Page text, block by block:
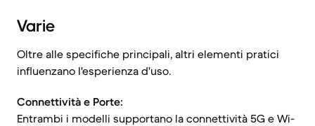
Varie
Oltre alle specifiche principali, altri elementi pratici
influenzano l'esperienza d'uso.
Connettività e Porte:
Entrambi i modelli supportano la connettività 5G e Wi-